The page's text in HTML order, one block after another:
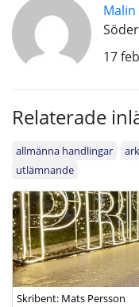
Malin
17
Relaterade
allmänna handlingar
utlämnande
Skribent: Mats Persson